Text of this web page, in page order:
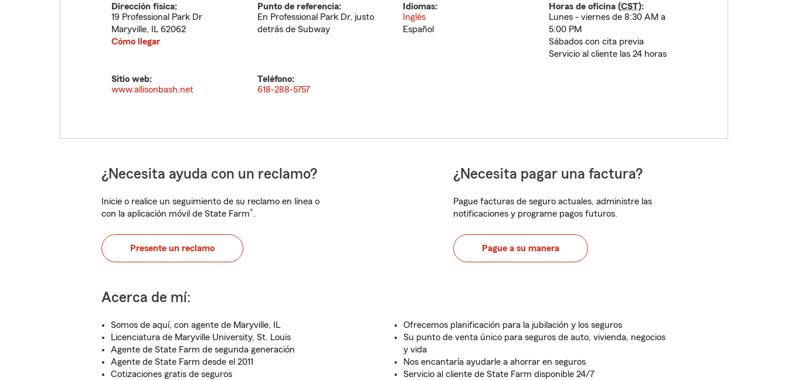
Dirección física:
19 Professional Park Dr
Maryville, IL 62062
Cómo llegar
Punto de referencia:
En Professional Park Dr, justo
detrás de Subway
Idiomas:
Inglés
Español
Horas de oficina (CST):
Lunes - viernes de 8:30 AM a
5:00 PM
Sábados con cita previa
Servicio al cliente las 24 horas
Sitio web:
www.allisonbash.net
Teléfono:
618-288-5757
¿Necesita ayuda con un reclamo?
Inicie o realice un seguimiento de su reclamo en línea o
con la aplicación móvil de State Farm®.
Presente un reclamo
¿Necesita pagar una factura?
Pague facturas de seguro actuales, administre las
notificaciones y programe pagos futuros.
Pague a su manera
Acerca de mí:
Somos de aquí, con agente de Maryville, IL
Licenciatura de Maryville University, St. Louis
Agente de State Farm de segunda generación
Agente de State Farm desde el 2011
Cotizaciones gratis de seguros
Ofrecemos planificación para la jubilación y los seguros
Su punto de venta único para seguros de auto, vivienda, negocios
y vida
Nos encantaría ayudarle a ahorrar en seguros
Servicio al cliente de State Farm disponible 24/7